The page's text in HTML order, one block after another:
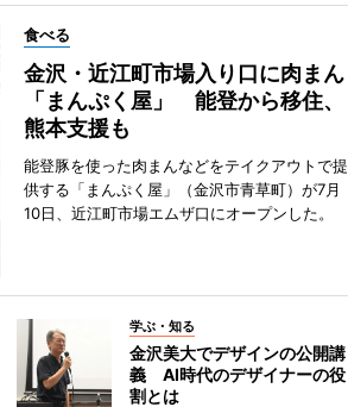
食べる
金沢・近江町市場入り口に肉まん
「まんぷく屋」 能登から移住、
熊本支援も
能登豚を使った肉まんなどをテイクアウトで提
供する「まんぷく屋」（金沢市青草町）が7月
10日、近江町市場エムザ口にオープンした。
学ぶ・知る
金沢美大でデザインの公開講
義 AI時代のデザイナーの役
割とは